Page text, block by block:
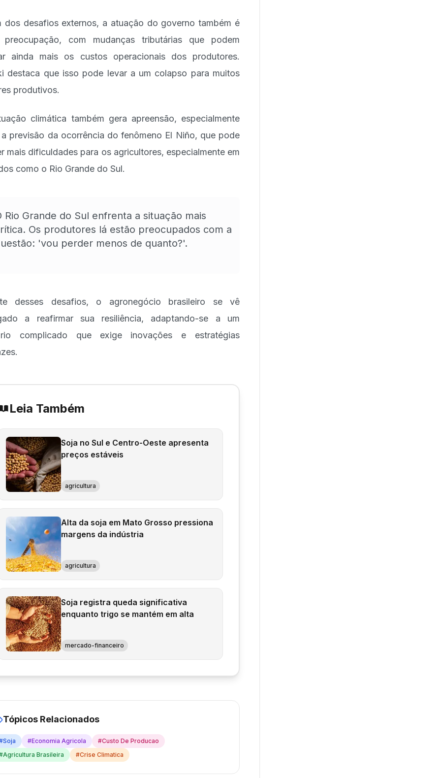
dos desafios externos, a atuação do governo também é
preocupação, com mudanças tributárias que podem
ainda mais os custos operacionais dos produtores.
destaca que isso pode levar a um colapso para muitos
produtivos.
climática também gera apreensão, especialmente
previsão da ocorrência do fenômeno El Niño, que pode
mais dificuldades para os agricultores, especialmente em
como o Rio Grande do Sul.
Rio Grande do Sul enfrenta a situação mais
Os produtores lá estão preocupados com a
'vou perder menos de quanto?'.
desses desafios, o agronegócio brasileiro se vê
a reafirmar sua resiliência, adaptando-se a um
complicado que exige inovações e estratégias
Leia Também
Soja no Sul e Centro-Oeste apresenta
preços estáveis
agricultura
Alta da soja em Mato Grosso pressiona
margens da indústria
agricultura
Soja registra queda significativa
enquanto trigo se mantém em alta
mercado-financeiro
Tópicos Relacionados
Soja #Economia Agricola #Custo De Producao
Agricultura Brasileira #Crise Climatica